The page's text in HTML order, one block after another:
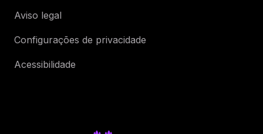
Aviso legal
Configurações de privacidade
Acessibilidade